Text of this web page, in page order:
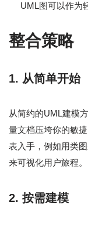
UML图可以作为
整合策略
1. 从简单开始
从简约的UML建模
量文档压垮你的敏
表入手，例如用类
来可视化用户旅程。
2. 按需建模